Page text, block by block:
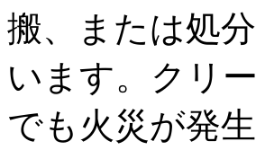
搬、または処
います。クリ
でも火災が発